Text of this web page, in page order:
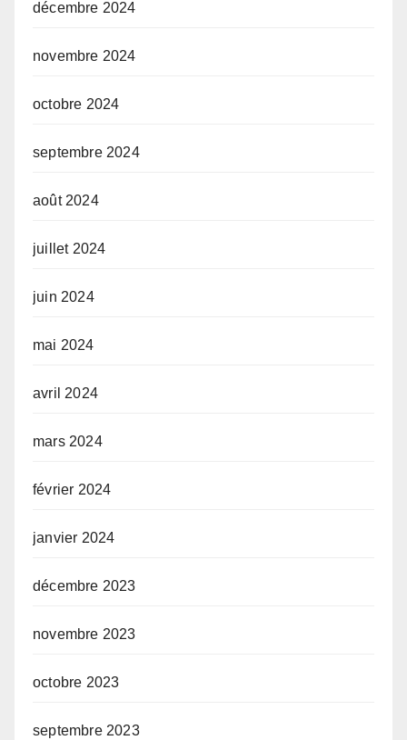
décembre 2024
novembre 2024
octobre 2024
septembre 2024
août 2024
juillet 2024
juin 2024
mai 2024
avril 2024
mars 2024
février 2024
janvier 2024
décembre 2023
novembre 2023
octobre 2023
septembre 2023